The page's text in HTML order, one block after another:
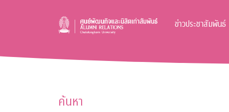
ข่าวประชาสัมพันธ์
ค้นหา